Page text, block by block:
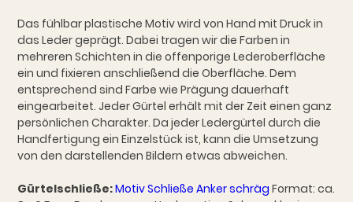
Das fühlbar plastische Motiv wird von Hand mit Druck in
das Leder geprägt. Dabei tragen wir die Farben in
mehreren Schichten in die offenporige Lederoberfläche
ein und fixieren anschließend die Oberfläche. Dem
entsprechend sind Farbe wie Prägung dauerhaft
eingearbeitet. Jeder Gürtel erhält mit der Zeit einen ganz
persönlichen Charakter. Da jeder Ledergürtel durch die
Handfertigung ein Einzelstück ist, kann die Umsetzung
von den darstellenden Bildern etwas abweichen.
Gürtelschließe:Motiv Schließe Anker schräg Format: ca.